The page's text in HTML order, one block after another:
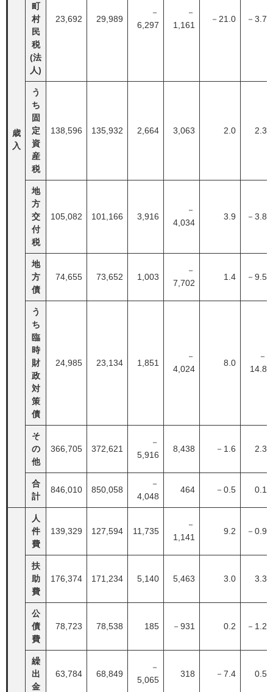
歳
入
町
村
民
税
(法
人)
23,692 29,989
－
6,297
－
1,161
－21.0 －3.7
う
ち
固
定
資
産
税
138,596 135,932 2,664 3,063 2.0 2.3
地
方
交
付
税
105,082 101,166 3,916
－
4,034
3.9 －3.8
地
方
債
74,655 73,652 1,003
－
7,702
1.4 －9.5
う
ち
臨
時
財
政
対
策
債
24,985 23,134 1,851
－
4,024
8.0
－
14.8
そ
の
他
366,705 372,621
－
5,916
8,438 －1.6 2.3
合
計
846,010 850,058
－
4,048
464 －0.5 0.1
人
件
費
139,329 127,594 11,735
－
1,141
9.2 －0.9
扶
助
費
176,374 171,234 5,140 5,463 3.0 3.3
公
債
費
78,723 78,538 185 －931 0.2 －1.2
繰
出
金
63,784 68,849
－
5,065
318 －7.4 0.5